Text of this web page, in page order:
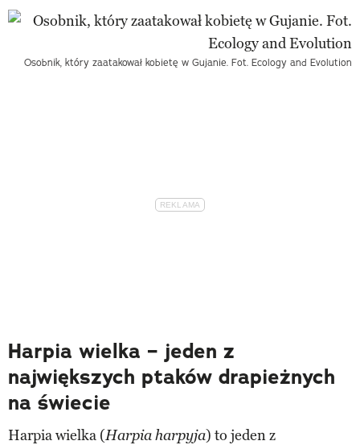
Osobnik, który zaatakował kobietę w Gujanie. Fot. Ecology and Evolution
Harpia wielka – jeden z
największych ptaków drapieżnych
na świecie
Harpia wielka (Harpia harpyja) to jeden z